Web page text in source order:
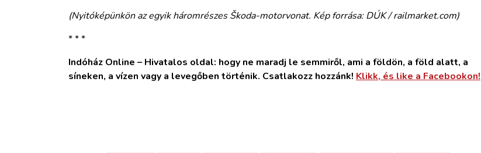
(Nyitóképünkön az egyik háromrészes Škoda-motorvonat. Kép forrása: DÚK / railmarket.com)
* * *
Indóház Online – Hivatalos oldal: hogy ne maradj le semmiről, ami a földön, a föld alatt, a
síneken, a vízen vagy a levegőben történik. Csatlakozz hozzánk! Klikk, és like a Facebookon!